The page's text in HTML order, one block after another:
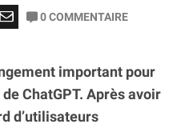
0COMMENTAIRE
important pour
ChatGPT. Après avoir
d’utilisateurs